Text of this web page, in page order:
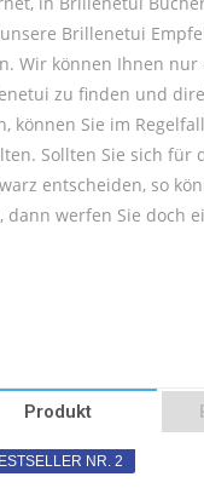
Brillenetui
Wir können Ihnen
zu finden und
Sie im
Sollten Sie sich für
entscheiden, so
werfen Sie doch
Produkt
NR. 2